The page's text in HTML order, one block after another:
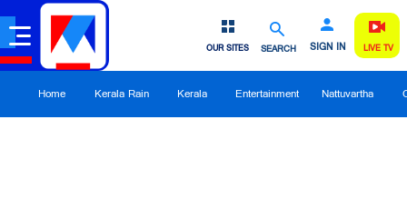
SEARCH SIGN IN
OUR SITES LIVE TV
Home Kerala Rain Kerala Entertainment Nattuvartha